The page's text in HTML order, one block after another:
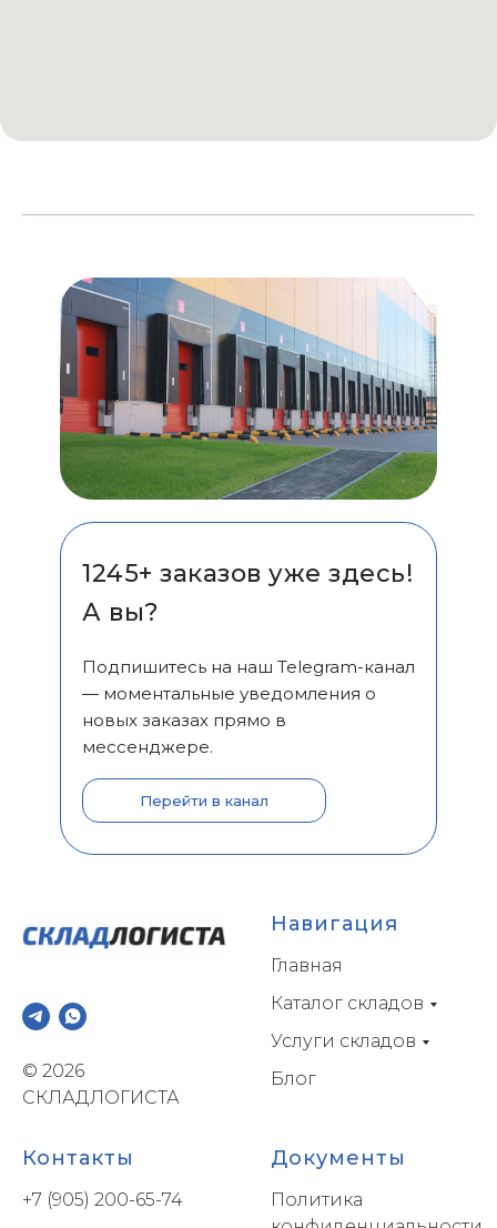
Подпишитесь на наш Telegram-канал
— моментальные уведомления о
новых заказах прямо в
мессенджере.
1245+ заказов уже здесь!
А вы?
Перейти в канал
© 2026
СКЛАДЛОГИСТА
Навигация
Главная
Каталог складов
Услуги складов
Блог
Контакты
+7 (905) 200-65-74
Документы
Политика